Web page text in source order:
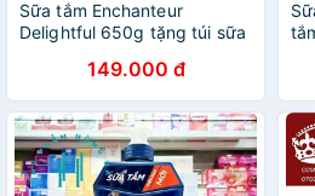
Sữa tắm Enchanteur
Delightful 650g tặng túi sữa
149.000 đ